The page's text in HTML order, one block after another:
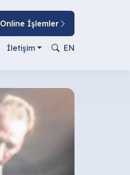
Online İşlemler
İletişim EN